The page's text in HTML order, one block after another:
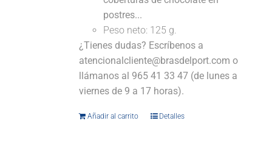
postres...
Peso neto: 125 g.
¿Tienes dudas? Escríbenos a
atencionalcliente@brasdelport.com o
llámanos al 965 41 33 47 (de lunes a
viernes de 9 a 17 horas).
Añadir al carrito Detalles